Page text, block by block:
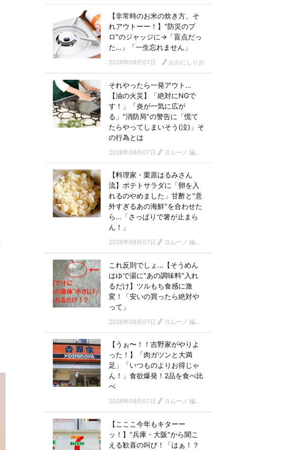
【非常時のお米の炊き方、そ
れアウトーー！】"防災のプ
ロ"のジャッジに→「盲点だっ
た…」「一生忘れません」
2026年08月07日 おおにしりお
それやったら一発アウト…
【油の火災】「絶対にNGで
す！」「炎が一気に広が
る」"消防局"の警告に「慌て
たらやってしまいそう(泣)」そ
の行為とは
2026年08月07日 ヨムーノ 編集部
【料理家・栗原はるみさん
流】ポテトサラダに「卵を入
れるのやめました」甘酢と"意
外すぎるあの海鮮"を合わせた
ら…「さっぱりで箸が止まら
ん！」
2026年08月07日 ヨムーノ 編集部
これ反則でしょ…【そうめん
はゆで湯に"あの調味料"入れ
るだけ】ツルもち食感に激
変！「安いの買ったら絶対や
って」
2026年08月07日 ヨムーノ 編集部
【うぉ〜！！吉野家がやりよ
った！】「肉ガツンと大満
足」「いつものよりお得じゃ
ん！」食欲爆発！2品を食べ比
べ
2026年08月07日 ヨムーノ 編集部
【こここ今年もキターー
ッ！】"兵庫・大阪"から聞こ
える歓喜の叫び！「はぁ！？